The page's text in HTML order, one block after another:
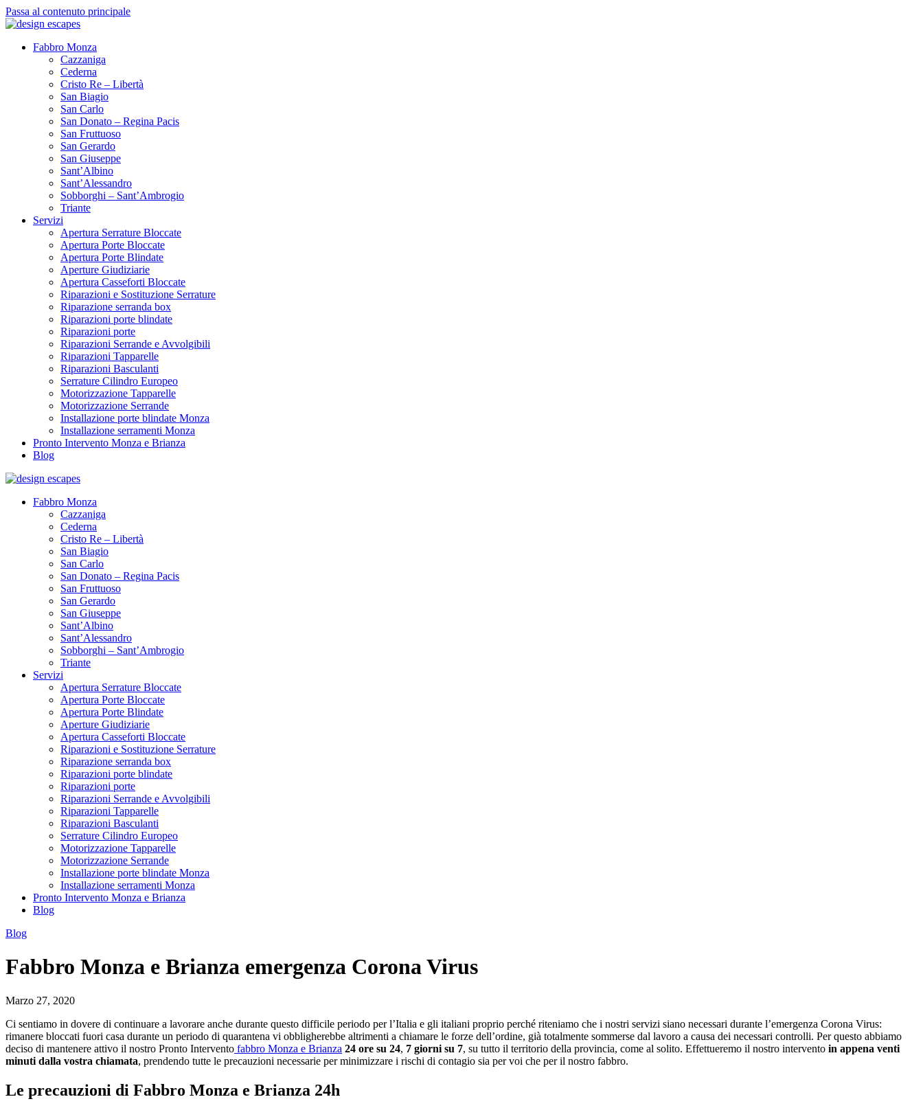
Passa al contenuto principale
Fabbro Monza
Cazzaniga
Cederna
Cristo Re – Libertà
San Biagio
San Carlo
San Donato – Regina Pacis
San Fruttuoso
San Gerardo
San Giuseppe
Sant’Albino
Sant’Alessandro
Sobborghi – Sant’Ambrogio
Triante
Servizi
Apertura Serrature Bloccate
Apertura Porte Bloccate
Apertura Porte Blindate
Aperture Giudiziarie
Apertura Casseforti Bloccate
Riparazioni e Sostituzione Serrature
Riparazione serranda box
Riparazioni porte blindate
Riparazioni porte
Riparazioni Serrande e Avvolgibili
Riparazioni Tapparelle
Riparazioni Basculanti
Serrature Cilindro Europeo
Motorizzazione Tapparelle
Motorizzazione Serrande
Installazione porte blindate Monza
Installazione serramenti Monza
Pronto Intervento Monza e Brianza
Blog
Fabbro Monza
Cazzaniga
Cederna
Cristo Re – Libertà
San Biagio
San Carlo
San Donato – Regina Pacis
San Fruttuoso
San Gerardo
San Giuseppe
Sant’Albino
Sant’Alessandro
Sobborghi – Sant’Ambrogio
Triante
Servizi
Apertura Serrature Bloccate
Apertura Porte Bloccate
Apertura Porte Blindate
Aperture Giudiziarie
Apertura Casseforti Bloccate
Riparazioni e Sostituzione Serrature
Riparazione serranda box
Riparazioni porte blindate
Riparazioni porte
Riparazioni Serrande e Avvolgibili
Riparazioni Tapparelle
Riparazioni Basculanti
Serrature Cilindro Europeo
Motorizzazione Tapparelle
Motorizzazione Serrande
Installazione porte blindate Monza
Installazione serramenti Monza
Pronto Intervento Monza e Brianza
Blog
Blog
Fabbro Monza e Brianza emergenza Corona Virus
Marzo 27, 2020
Ci sentiamo in dovere di continuare a lavorare anche durante questo difficile periodo per l’Italia e gli italiani proprio perché riteniamo che i nostri servizi siano necessari durante l’emergenza Corona Virus:
rimanere bloccati fuori casa durante un periodo di quarantena vi obbligherebbe altrimenti a chiamare le forze dell’ordine, già totalmente sommerse dal lavoro a causa dei necessari controlli. Per questo abbiamo
deciso di mantenere attivo il nostro Pronto Intervento fabbro Monza e Brianza 24 ore su 24, 7 giorni su 7, su tutto il territorio della provincia, come al solito. Effettueremo il nostro intervento in appena venti
minuti dalla vostra chiamata, prendendo tutte le precauzioni necessarie per minimizzare i rischi di contagio sia per voi che per il nostro fabbro.
Le precauzioni di Fabbro Monza e Brianza 24h